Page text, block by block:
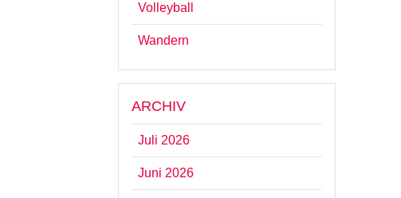
Volleyball
Wandern
ARCHIV
Juli 2026
Juni 2026